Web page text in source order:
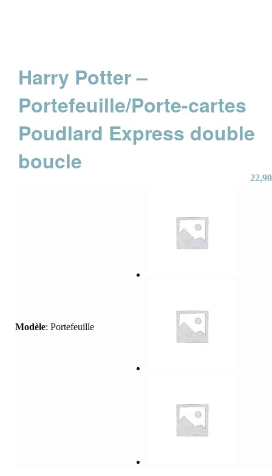
Harry Potter –
Portefeuille/Porte-cartes
Poudlard Express double
boucle
22,90
Modèle: Portefeuille